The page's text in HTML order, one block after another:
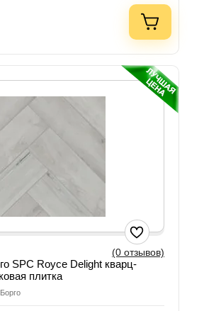
(0 отзывов)
SPС Royce Delight кварц-
плитка